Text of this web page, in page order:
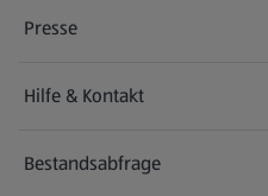
Presse
Hilfe & Kontakt
(öffnet in einem neuen Tab)
Bestandsabfrage
(öffnet in einem neuen Tab)